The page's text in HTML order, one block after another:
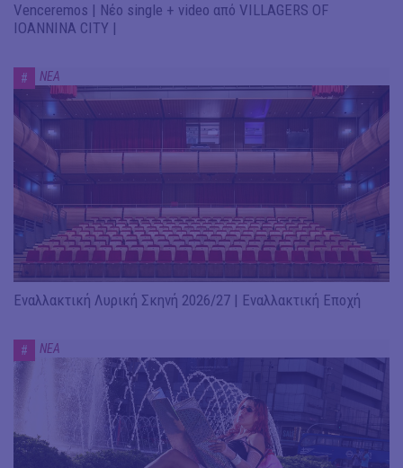
Venceremos | Νέο single + video από VILLAGERS OF
IOANNINA CITY |
# ΝΕΑ
Εναλλακτική Λυρική Σκηνή 2026/27 | Εναλλακτική Εποχή
# ΝΕΑ